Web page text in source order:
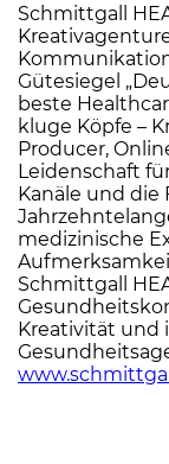
Schmittgall
Gütesiegel
beste
kluge Köpfe –
Producer,
Leidenschaft
Kanäle und die
medizinische
Schmittgall
Kreativität und